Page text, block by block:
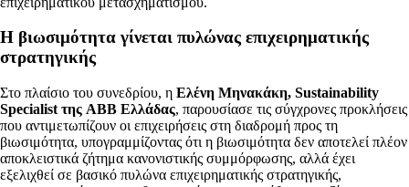
Η βιωσιμότητα γίνεται πυλώνας επιχειρηματικής
στρατηγικής
Στο πλαίσιο του συνεδρίου, η Ελένη Μηνακάκη, Sustainability
Specialist της ABB Ελλάδας, παρουσίασε τις σύγχρονες προκλήσεις
που αντιμετωπίζουν οι επιχειρήσεις στη διαδρομή προς τη
βιωσιμότητα, υπογραμμίζοντας ότι η βιωσιμότητα δεν αποτελεί πλέον
αποκλειστικά ζήτημα κανονιστικής συμμόρφωσης, αλλά έχει
εξελιχθεί σε βασικό πυλώνα επιχειρηματικής στρατηγικής,